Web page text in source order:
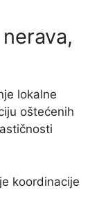
lokalne
oštećenih
koordinacije